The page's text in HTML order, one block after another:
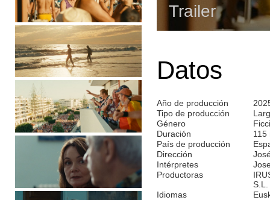
Trailer
Datos
Año de producción
Tipo de producción
Género
Duración
115
País de producción
Dirección
Intérpretes
Productoras
S.L.
Idiomas